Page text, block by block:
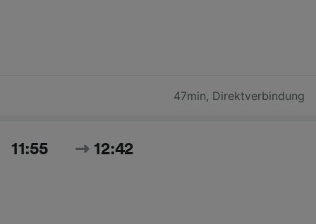
47min, Direktverbindung
11:55 12:42